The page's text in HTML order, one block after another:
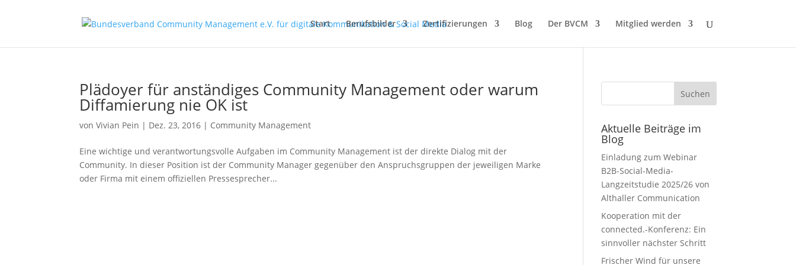
Start Berufsbilder Zertifizierungen Blog Der BVCM Mitglied werden
Plädoyer für anständiges Community Management oder warum
Diffamierung nie OK ist
vonVivian Pein | Dez. 23, 2016 | Community Management
Eine wichtige und verantwortungsvolle Aufgaben im Community Management ist der direkte Dialog mit der
Community. In dieser Position ist der Community Manager gegenüber den Anspruchsgruppen der jeweiligen Marke
oder Firma mit einem offiziellen Pressesprecher...
Aktuelle Beiträge im
Blog
Einladung zum Webinar
B2B-Social-Media-
Langzeitstudie 2025/26 von
Althaller Communication
Kooperation mit der
connected.-Konferenz: Ein
sinnvoller nächster Schritt
Frischer Wind für unsere